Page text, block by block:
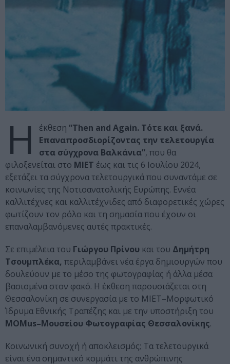
Η έκθεση “Then and Again. Τότε και ξανά.
Επαναπροσδιορίζοντας την τελετουργία
στα σύγχρονα Βαλκάνια”, που θα
φιλοξενείται στο ΜΙΕΤ έως και τις 6 Ιουλίου 2024,
εξετάζει τα σύγχρονα τελετουργικά που συναντάμε σε
κοινωνίες της Νοτιοανατολικής Ευρώπης. Εννέα
καλλιτέχνες και καλλιτέχνιδες από διαφορετικές χώρες
φωτίζουν τον ρόλο και τη σημασία που έχουν οι
επαναλαμβανόμενες αυτές πρακτικές.
Σε επιμέλεια του Γιώργου Πρίνου και του Δημήτρη
Τσουμπλέκα, περιλαμβάνει νέα έργα δημιουργών που
δουλεύουν με το μέσο της φωτογραφίας ή άλλα μέσα
βασισμένα στον φακό. Η έκθεση παρουσιάζεται στη
Θεσσαλονίκη σε συνεργασία με το ΜΙΕΤ–Μορφωτικό
Ίδρυμα Εθνικής Τραπέζης και με την υποστήριξη του
MOMus–Μουσείου Φωτογραφίας Θεσσαλονίκης.
Κοινωνική συνοχή ή αποκλεισμός; Τα τελετουργικά
είναι ένα σημαντικό κομμάτι της ανθρώπινης